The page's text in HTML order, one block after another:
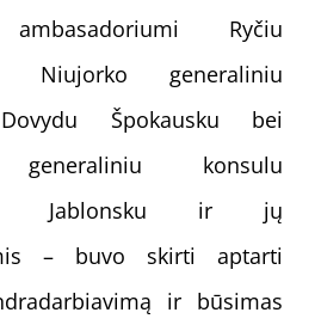
Ryčiu
Niujorko generaliniu
Špokausku bei
generaliniu konsulu
Jablonsku ir jų
– buvo skirti aptarti
ir būsimas